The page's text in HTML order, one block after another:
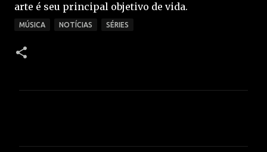
arte é seu principal objetivo de vida.
MÚSICA NOTÍCIAS SÉRIES